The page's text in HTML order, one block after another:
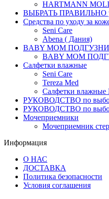
HARTMANN
ВЫБРАТЬ ПРАВИЛЬНО
Средства по уходу за
Seni Care
Abena ( Дания)
BABY MOM
BABY MOM
Салфетки влажные
Seni Care
Tereza Med
Салфетки влажные
РУКОВОДСТВО по выбору
РУКОВОДСТВО по
Мочеприемники
Мочеприемник
Информация
О НАС
ДОСТАВКА
Политика безопасности
Условия соглашения